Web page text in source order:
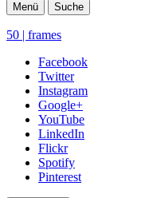
Menü Suche
50 | frames
Facebook
Twitter
Instagram
Google+
YouTube
LinkedIn
Flickr
Spotify
Pinterest